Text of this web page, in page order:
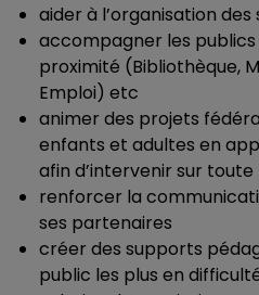
aider à l’organisation
accompagner les publics
proximité (Bibliothèque,
Emploi) etc
animer des projets
enfants et adultes en
afin d’intervenir sur
renforcer la
ses partenaires
créer des supports
public les plus en